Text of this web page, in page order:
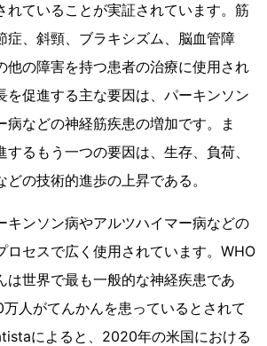
れていることが実証されています。筋
症、斜頸、ブラキシズム、脳血管障
他の障害を持つ患者の治療に使用され
を促進する主な要因は、パーキンソン
病などの神経筋疾患の増加です。ま
るもう一つの要因は、生存、負荷、
の技術的進歩の上昇である。
キンソン病やアルツハイマー病などの
ロセスで広く使用されています。WHO
は世界で最も一般的な神経疾患であ
人がてんかんを患っているとされて
によると、2020年の米国における